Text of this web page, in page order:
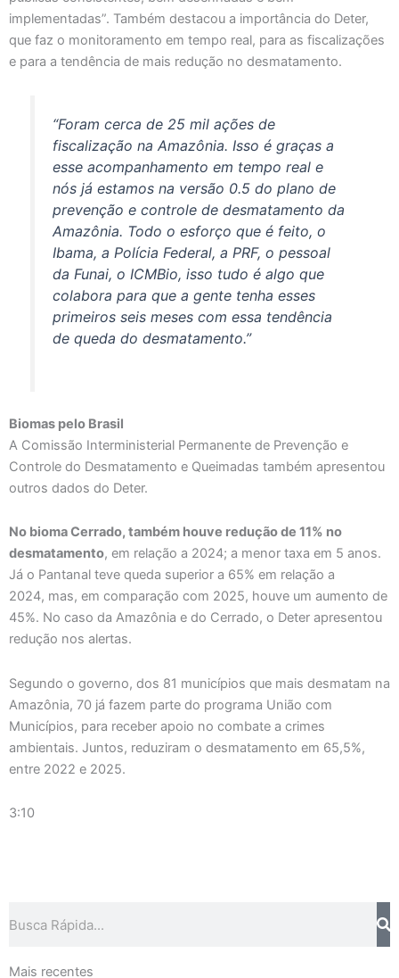
implementadas”. Também destacou a importância do Deter,
que faz o monitoramento em tempo real, para as fiscalizações
e para a tendência de mais redução no desmatamento.
“Foram cerca de 25 mil ações de
fiscalização na Amazônia. Isso é graças a
esse acompanhamento em tempo real e
nós já estamos na versão 0.5 do plano de
prevenção e controle de desmatamento da
Amazônia. Todo o esforço que é feito, o
Ibama, a Polícia Federal, a PRF, o pessoal
da Funai, o ICMBio, isso tudo é algo que
colabora para que a gente tenha esses
primeiros seis meses com essa tendência
de queda do desmatamento.”
Biomas pelo Brasil
A Comissão Interministerial Permanente de Prevenção e
Controle do Desmatamento e Queimadas também apresentou
outros dados do Deter.
No bioma Cerrado, também houve redução de 11% no
desmatamento, em relação a 2024; a menor taxa em 5 anos.
Já o Pantanal teve queda superior a 65% em relação a
2024, mas, em comparação com 2025, houve um aumento de
45%. No caso da Amazônia e do Cerrado, o Deter apresentou
redução nos alertas.
Segundo o governo, dos 81 municípios que mais desmatam na
Amazônia, 70 já fazem parte do programa União com
Municípios, para receber apoio no combate a crimes
ambientais. Juntos, reduziram o desmatamento em 65,5%,
entre 2022 e 2025.
3:10
Mais recentes